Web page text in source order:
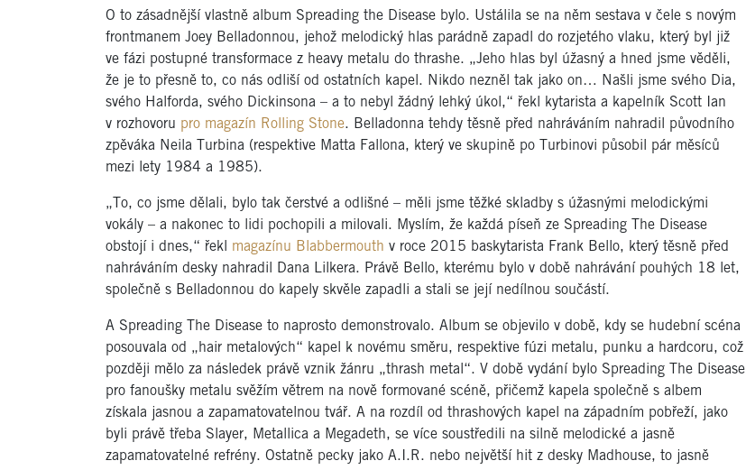
O to zásadnější vlastně album Spreading the Disease bylo. Ustálila se na něm sestava v čele s novým
frontmanem Joey Belladonnou, jehož melodický hlas parádně zapadl do rozjetého vlaku, který byl již
ve fázi postupné transformace z heavy metalu do thrashe. „Jeho hlas byl úžasný a hned jsme věděli,
že je to přesně to, co nás odliší od ostatních kapel. Nikdo nezněl tak jako on… Našli jsme svého Dia,
svého Halforda, svého Dickinsona – a to nebyl žádný lehký úkol,“ řekl kytarista a kapelník Scott Ian
v rozhovoru pro magazín Rolling Stone. Belladonna tehdy těsně před nahráváním nahradil původního
zpěváka Neila Turbina (respektive Matta Fallona, který ve skupině po Turbinovi působil pár měsíců
mezi lety 1984 a 1985).
„To, co jsme dělali, bylo tak čerstvé a odlišné – měli jsme těžké skladby s úžasnými melodickými
vokály – a nakonec to lidi pochopili a milovali. Myslím, že každá píseň ze Spreading The Disease
obstojí i dnes,“ řekl magazínu Blabbermouth v roce 2015 baskytarista Frank Bello, který těsně před
nahráváním desky nahradil Dana Lilkera. Právě Bello, kterému bylo v době nahrávání pouhých 18 let,
společně s Belladonnou do kapely skvěle zapadli a stali se její nedílnou součástí.
A Spreading The Disease to naprosto demonstrovalo. Album se objevilo v době, kdy se hudební scéna
posouvala od „hair metalových“ kapel k novému směru, respektive fúzi metalu, punku a hardcoru, což
později mělo za následek právě vznik žánru „thrash metal“. V době vydání bylo Spreading The Disease
pro fanoušky metalu svěžím větrem na nově formované scéně, přičemž kapela společně s albem
získala jasnou a zapamatovatelnou tvář. A na rozdíl od thrashových kapel na západním pobřeží, jako
byli právě třeba Slayer, Metallica a Megadeth, se více soustředili na silně melodické a jasně
zapamatovatelné refrény. Ostatně pecky jako A.I.R. nebo největší hit z desky Madhouse, to jasně